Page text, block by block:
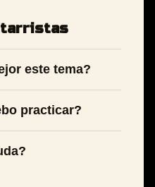
este tema?
practicar?